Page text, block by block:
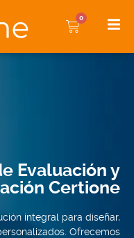
0
Evaluación y
Certione
integral para diseñar,
Ofrecemos